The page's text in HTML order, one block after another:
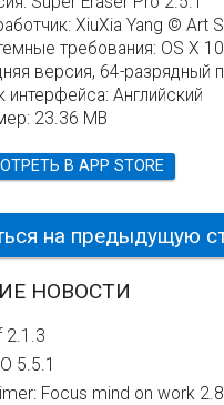
XiuXia Yang © Art
требования: OS X
версия, 64-разрядный
интерфейса: Английский
23.36 MB
В APP STORE
на предыдущую
НОВОСТИ
2.1.3
5.5.1
Focus mind on work 2.8